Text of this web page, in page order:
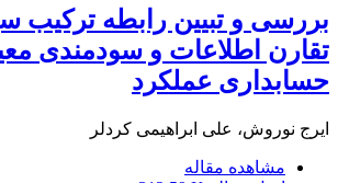
بررسی و تبیین رابطه ترکیب
تقارن اطلاعات و سودمندی
حسابداری عملکرد
ایرج نوروش، علی ابراهیمی کردلر
مشاهده مقاله